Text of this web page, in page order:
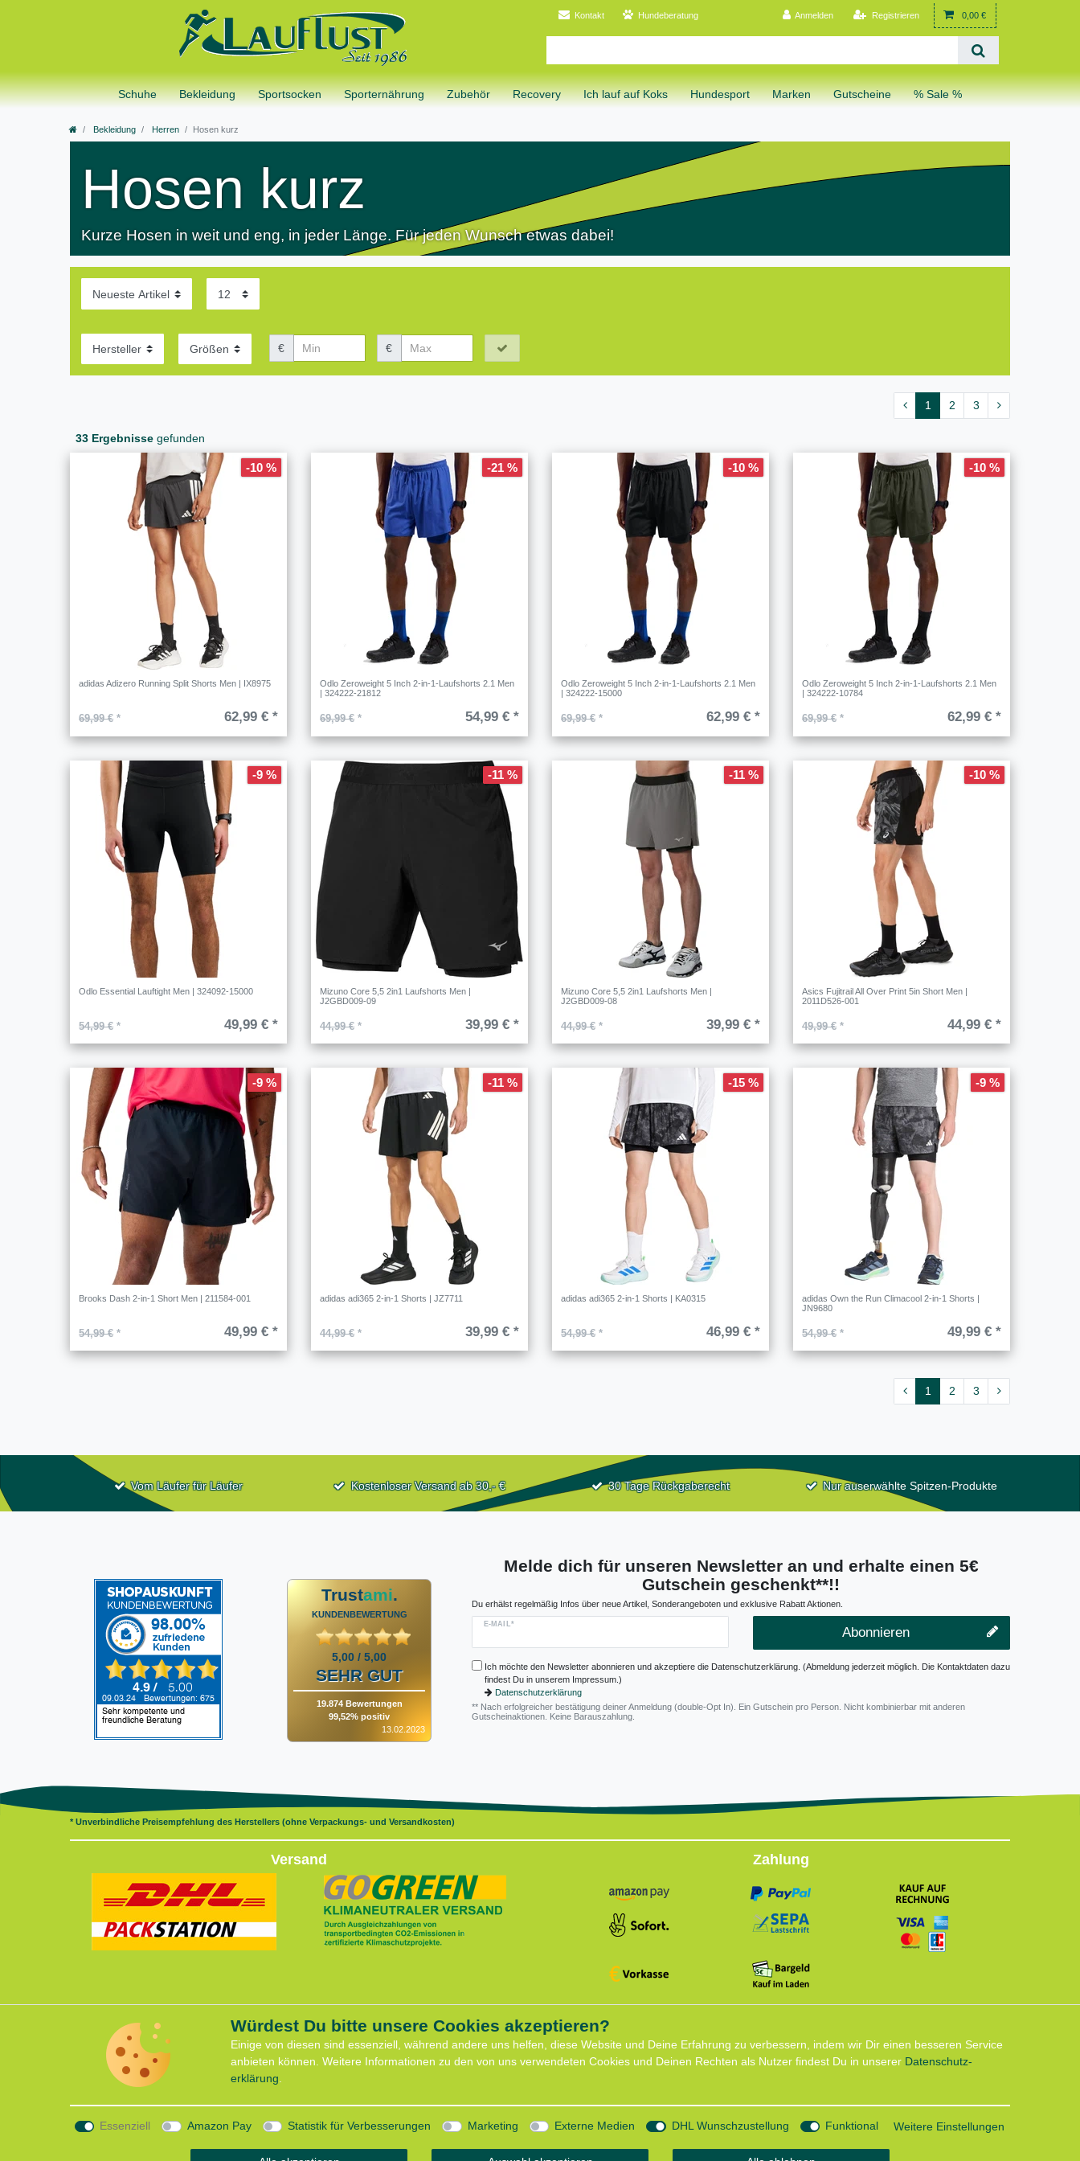
Kontakt Hundeberatung Anmelden Registrieren 0,00 €
Schuhe Bekleidung Sportsocken Sporternährung Zubehör Recovery Ich lauf auf Koks Hundesport Marken Gutscheine % Sale %
Bekleidung Herren Hosen kurz
Hosen kurz
Kurze Hosen in weit und eng, in jeder Länge. Für jeden Wunsch etwas dabei!
€ €
1 2 3
33 Ergebnisse gefunden
-10 %
adidas Adizero Running Split Shorts Men | IX8975
69,99 € * 62,99 € *
-21 %
Odlo Zeroweight 5 Inch 2-in-1-Laufshorts 2.1 Men
| 324222-21812
69,99 € * 54,99 € *
-10 %
Odlo Zeroweight 5 Inch 2-in-1-Laufshorts 2.1 Men
| 324222-15000
69,99 € * 62,99 € *
-10 %
Odlo Zeroweight 5 Inch 2-in-1-Laufshorts 2.1 Men
| 324222-10784
69,99 € * 62,99 € *
-9 %
Odlo Essential Lauftight Men | 324092-15000
54,99 € * 49,99 € *
-11 %
Mizuno Core 5,5 2in1 Laufshorts Men |
J2GBD009-09
44,99 € * 39,99 € *
-11 %
Mizuno Core 5,5 2in1 Laufshorts Men |
J2GBD009-08
44,99 € * 39,99 € *
-10 %
Asics Fujitrail All Over Print 5in Short Men |
2011D526-001
49,99 € * 44,99 € *
-9 %
Brooks Dash 2-in-1 Short Men | 211584-001
54,99 € * 49,99 € *
-11 %
adidas adi365 2-in-1 Shorts | JZ7711
44,99 € * 39,99 € *
-15 %
adidas adi365 2-in-1 Shorts | KA0315
54,99 € * 46,99 € *
-9 %
adidas Own the Run Climacool 2-in-1 Shorts |
JN9680
54,99 € * 49,99 € *
1 2 3
Vom Läufer für Läufer Kostenloser Versand ab 30,- € 30 Tage Rückgaberecht Nur auserwählte Spitzen-Produkte
Trustami.
KUNDENBEWERTUNG
5,00 / 5,00
SEHR GUT
19.874 Bewertungen
99,52% positiv
13.02.2023
Melde dich für unseren Newsletter an und erhalte einen 5€
Gutschein geschenkt**!!
Du erhälst regelmäßig Infos über neue Artikel, Sonderangeboten und exklusive Rabatt Aktionen.
E-MAIL*
Abonnieren
Ich möchte den Newsletter abonnieren und akzeptiere die Datenschutzerklärung. (Abmeldung jederzeit möglich. Die Kontaktdaten dazu
findest Du in unserem Impressum.)
Datenschutzerklärung
** Nach erfolgreicher bestätigung deiner Anmeldung (double-Opt In). Ein Gutschein pro Person. Nicht kombinierbar mit anderen
Gutscheinaktionen. Keine Barauszahlung.
* Unverbindliche Preisempfehlung des Herstellers (ohne Verpackungs- und Versandkosten)
Versand Zahlung
Vertrag widerrufen
Kontaktformular
+49 (0) 209 32329
Mo-Fr 10:00-18:30 Uhr
Service
Anfahrt
CaniX Seminare
Lauf Seminar
Shop
Widerrufs­recht
Daten­schutz­erklärung
AGB
Instagram: Impressum und Datenschutzerklärung
Würdest Du bitte unsere Cookies akzeptieren?
Einige von diesen sind essenziell, während andere uns helfen, diese Website und Deine Erfahrung zu verbessern, indem wir Dir einen besseren Service
anbieten können. Weitere Informationen zu den von uns verwendeten Cookies und Deinen Rechten als Nutzer findest Du in unserer Daten­schutz­
erklärung
Essenziell Amazon Pay Statistik für Verbesserungen Marketing Externe Medien DHL Wunschzustellung Funktional Weitere Einstellungen